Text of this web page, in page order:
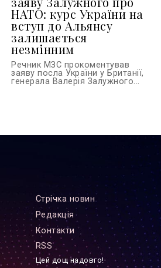
НАТО: курс України на
вступ до Альянсу
залишається
незмінним
Речник МЗС прокоментував
заяву посла України у Британії,
генерала Валерія Залужного...
Стрiчка новин
Редакцiя
Контакти
RSS
Цей дощ надовго!